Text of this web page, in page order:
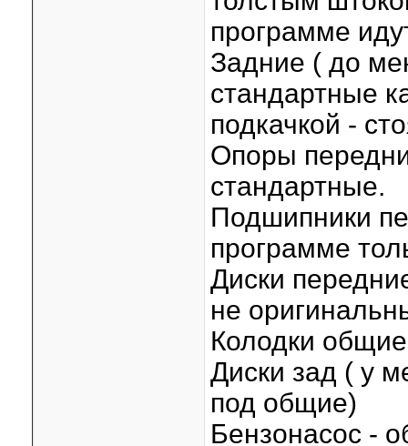
программе
Задние ( до
стандартные
подкачкой -
Опоры
стандартные.
Подшипники
программе
Диски
не
Колодки
Диски зад ( у
под общие)
Бензонасос -